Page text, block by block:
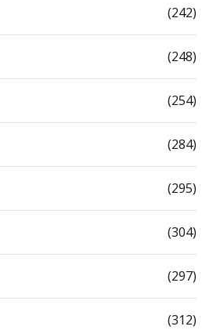
(242)
(248)
(254)
(284)
(295)
(304)
(297)
(312)